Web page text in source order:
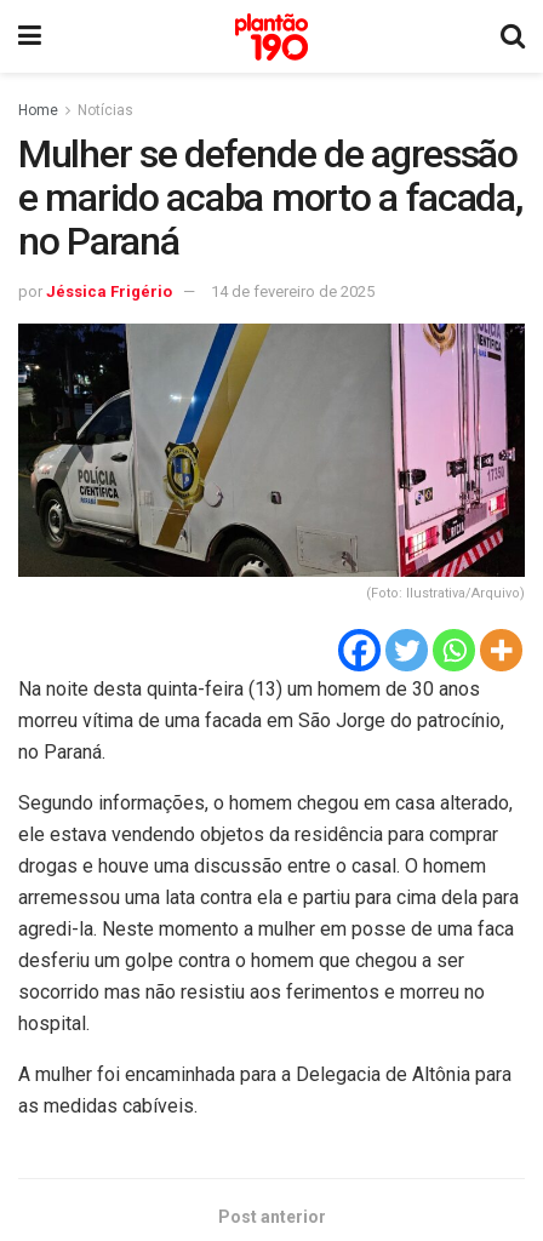
Home Notícias
Mulher se defende de agressão
e marido acaba morto a facada,
no Paraná
por Jéssica Frigério 14 de fevereiro de 2025
(Foto: Ilustrativa/Arquivo)
Na noite desta quinta-feira (13) um homem de 30 anos
morreu vítima de uma facada em São Jorge do patrocínio,
no Paraná.
Segundo informações, o homem chegou em casa alterado,
ele estava vendendo objetos da residência para comprar
drogas e houve uma discussão entre o casal. O homem
arremessou uma lata contra ela e partiu para cima dela para
agredi-la. Neste momento a mulher em posse de uma faca
desferiu um golpe contra o homem que chegou a ser
socorrido mas não resistiu aos ferimentos e morreu no
hospital.
A mulher foi encaminhada para a Delegacia de Altônia para
as medidas cabíveis.
Post anterior